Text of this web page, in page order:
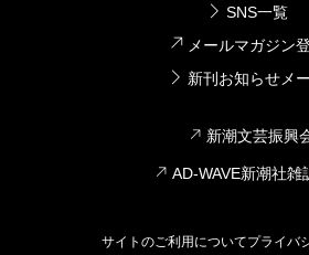
SNS一覧
メールマガジン
新刊お知らせメ
新潮文芸振興
AD-WAVE新潮社雑
サイトのご利用についてプライバ